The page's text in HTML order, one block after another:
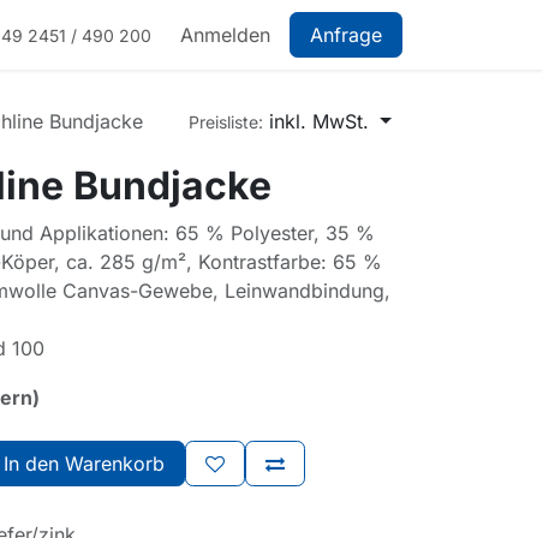
2451 / 490 200 Anmelden Anfrage
Bundjacke Preisliste: inkl. MwSt.
Bundjacke
Applikationen: 65 % Polyester, 35 %
ca. 285 g/m², Kontrastfarbe: 65 %
Canvas-Gewebe, Leinwandbindung,
100
In den Warenkorb